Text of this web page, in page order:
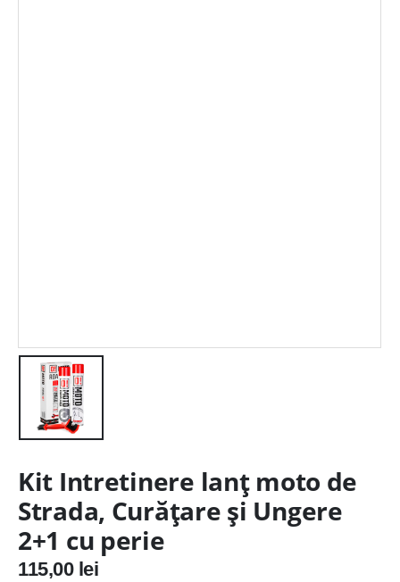
Kit Intretinere lanț moto de
Strada, Curățare și Ungere
2+1 cu perie
115,00 lei